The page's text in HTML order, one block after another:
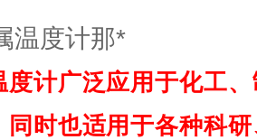
温度计那*
度计广泛应用于化工
同时也适用于各种科